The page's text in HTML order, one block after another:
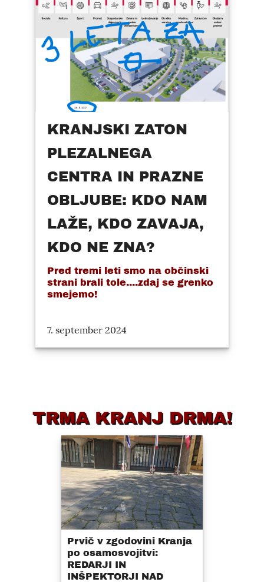
KRANJSKI ZATON
PLEZALNEGA
CENTRA IN PRAZNE
OBLJUBE: KDO NAM
LAŽE, KDO ZAVAJA,
KDO NE ZNA?
Pred tremi leti smo na občinski
strani brali tole....zdaj se grenko
smejemo!
7. september 2024
TRMA KRANJ DRMA!
Prvič v zgodovini Kranja
po osamosvojitvi:
REDARJI IN
INŠPEKTORJI NAD